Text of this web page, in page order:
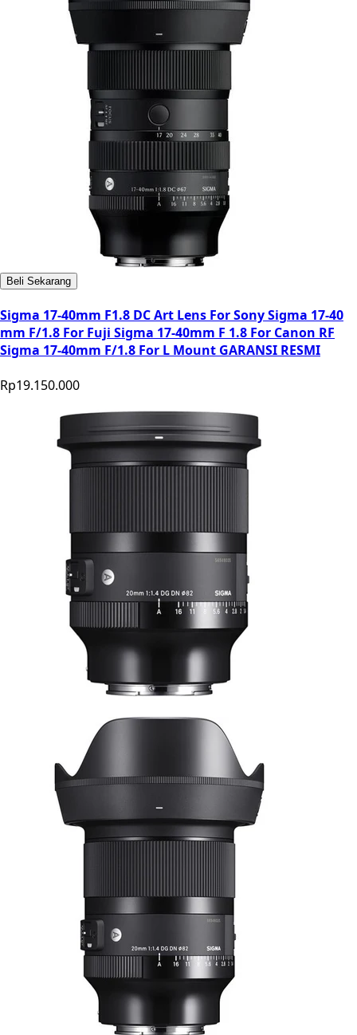
Beli Sekarang
Sigma 17-40mm F1.8 DC Art Lens For Sony Sigma 17-40
mm F/1.8 For Fuji Sigma 17-40mm F 1.8 For Canon RF
Sigma 17-40mm F/1.8 For L Mount GARANSI RESMI
Rp19.150.000